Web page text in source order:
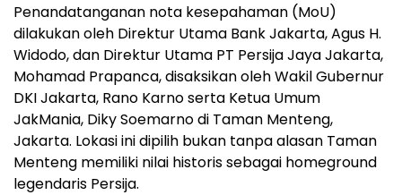
Penandatanganan nota kesepahaman (MoU)
dilakukan oleh Direktur Utama Bank Jakarta, Agus H.
Widodo, dan Direktur Utama PT Persija Jaya Jakarta,
Mohamad Prapanca, disaksikan oleh Wakil Gubernur
DKI Jakarta, Rano Karno serta Ketua Umum
JakMania, Diky Soemarno di Taman Menteng,
Jakarta. Lokasi ini dipilih bukan tanpa alasan Taman
Menteng memiliki nilai historis sebagai homeground
legendaris Persija.